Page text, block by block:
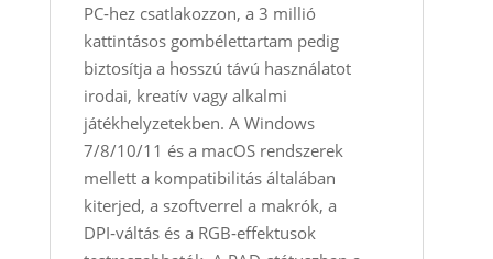
PC‑hez csatlakozzon, a 3 millió
kattintásos gombélettartam pedig
biztosítja a hosszú távú használatot
irodai, kreatív vagy alkalmi
játékhelyzetekben. A Windows
7/8/10/11 és a macOS rendszerek
mellett a kompatibilitás általában
kiterjed, a szoftverrel a makrók, a
DPI‑váltás és a RGB‑effektusok